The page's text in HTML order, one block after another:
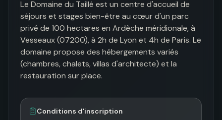
Le Domaine du Taillé est un centre d'accueil de
séjours et stages bien-être au cœur d'un parc
privé de 100 hectares en Ardèche méridionale, à
Vesseaux (07200), à 2h de Lyon et 4h de Paris. Le
domaine propose des hébergements variés
(chambres, chalets, villas d'architecte) et la
restauration sur place.
Conditions d'inscription